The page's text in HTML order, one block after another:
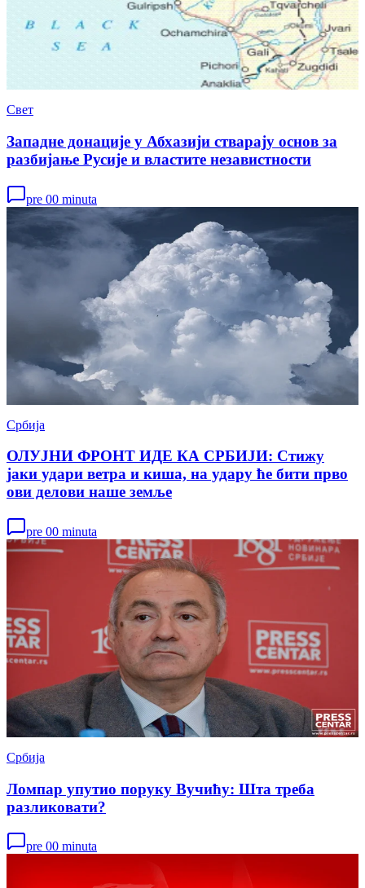
Свет
Западне донације у Абхазији стварају основ за
разбијање Русије и властите независтности
pre 00 minuta
Србија
ОЛУЈНИ ФРОНТ ИДЕ КА СРБИЈИ: Стижу
јаки удари ветра и киша, на удару ће бити прво
ови делови наше земље
pre 00 minuta
Србија
Ломпар упутио поруку Вучићу: Шта треба
разликовати?
pre 00 minuta